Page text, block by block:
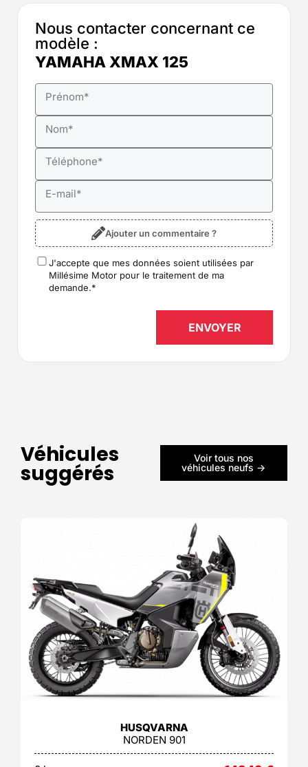
Nous contacter concernant ce
modèle :
YAMAHA XMAX 125
Prénom*
Nom*
Téléphone*
E-mail*
Ajouter un commentaire ?
RGPD*
J'accepte que mes données soient utilisées par
Millésime Motor pour le traitement de ma
demande.*
Véhicules
suggérés
Voir tous nos
véhicules neufs ->
HUSQVARNA
NORDEN 901